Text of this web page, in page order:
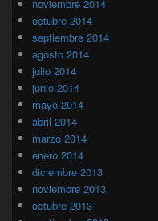
noviembre 2014
octubre 2014
septiembre 2014
agosto 2014
julio 2014
junio 2014
mayo 2014
abril 2014
marzo 2014
enero 2014
diciembre 2013
noviembre 2013
octubre 2013